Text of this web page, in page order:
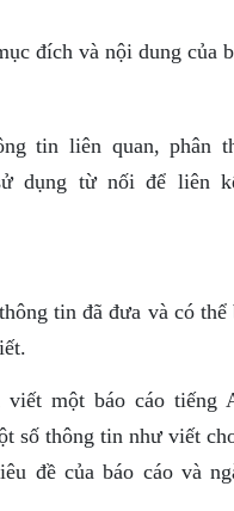
đích và nội dung của
tin liên quan, phân
dụng từ nối để liên
tin đã đưa và có thể
một báo cáo tiếng
số thông tin như viết
đề của báo cáo và